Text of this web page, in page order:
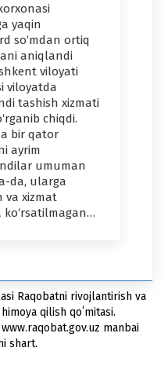
yaqin
so‘mdan ortiq
aniqlandi
viloyati
viloyatda
tashish xizmati
chiqdi.
bir qator
ayrim
umuman
da, ularga
va xizmat
Raqobatni rivojlantirish va
qilish qoʻmitasi.
manbai
shart.